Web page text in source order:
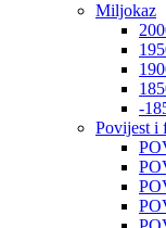
Miljokaz
-
Povijest i